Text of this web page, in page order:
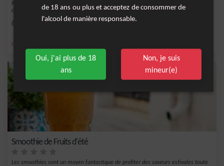
Rafraîchissez vos journées d'été avec cette limonade pétillante aux prunes et
cerises....
citron
Smoothie de Fruits d'été
Les smoothies sont un moyen fantastique de profiter des saveurs estivales toute
de 18 ans ou plus et acceptez de consommer de
l'alcool de manière responsable.
Oui, j'ai plus de 18
ans
Non, je suis
mineur(e)